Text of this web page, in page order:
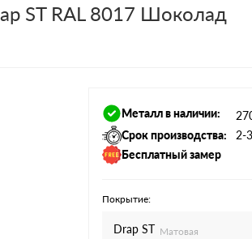
керамическая
Ондулин Смарт
ST RAL 8017 Шоколад
Металл в наличии:
Срок производства:
2-
Бесплатный замер
Покрытие:
Drap ST Матовая